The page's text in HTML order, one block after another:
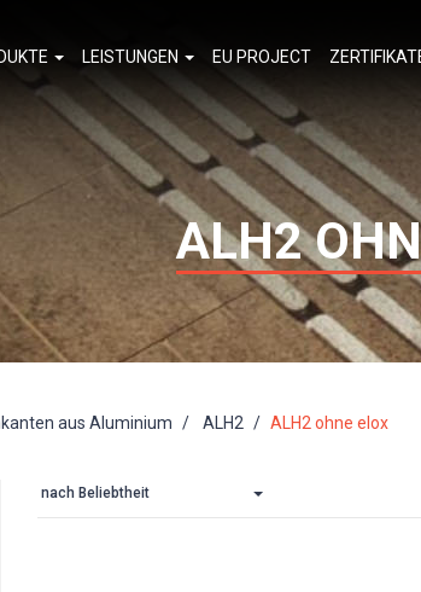
ALH2
aus Aluminium ALH2 ALH2 ohne elox
nach Beliebtheit
LEISTUNGEN EU PROJECT